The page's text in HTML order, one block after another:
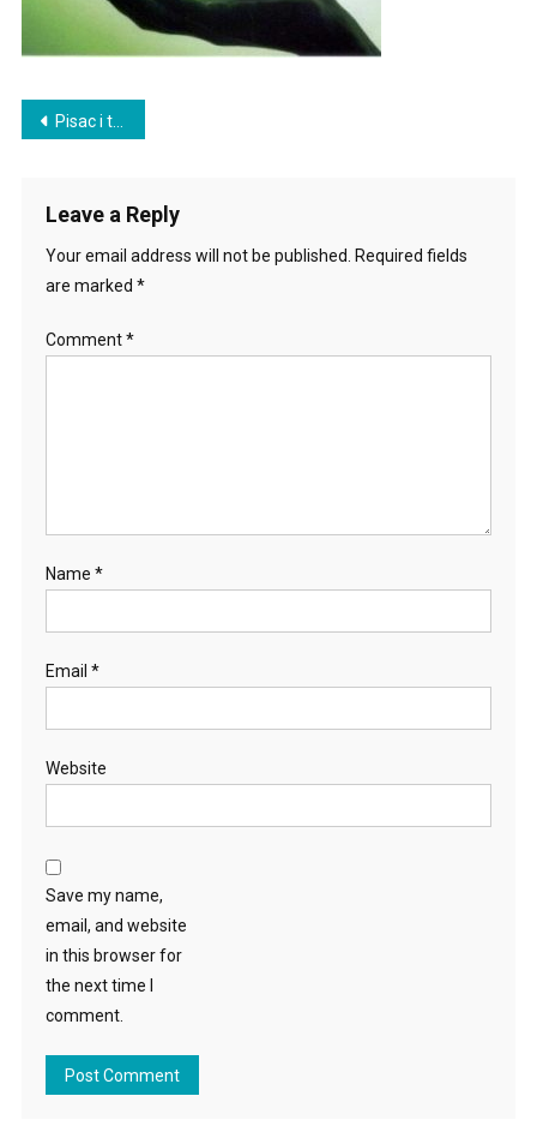
Post
Pisac i tema
Leave a Reply
Your email address will not be published.
Required fields
are marked *
Comment*
Name *
Email *
Website
Save my name,
email, and website
in this browser for
the next time I
comment.